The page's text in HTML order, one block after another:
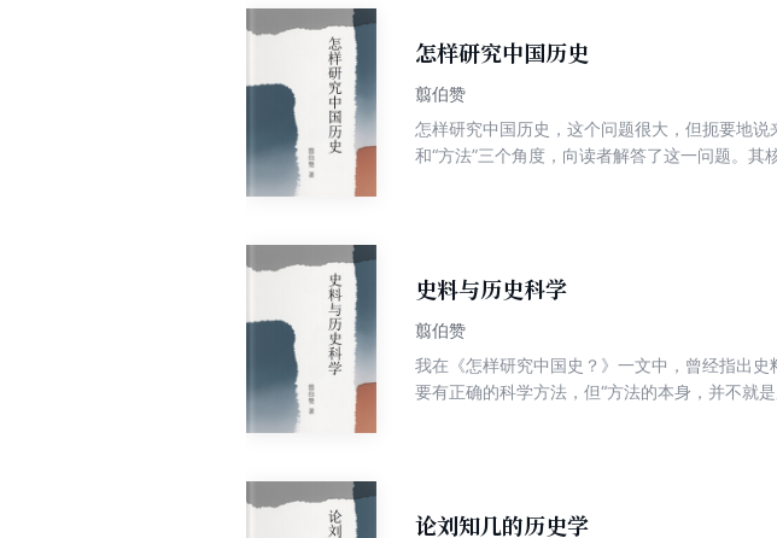
怎样研究中国历史
翦伯赞
怎样研究中国历史，这个问题很大，但扼要地说
和“方法”三个角度，向读者解答了这一问题。
史料与历史科学
翦伯赞
我在《怎样研究中国史？》一文中，曾经指出
要有正确的科学方法，但“方法的本身，并不就
论刘知几的历史学